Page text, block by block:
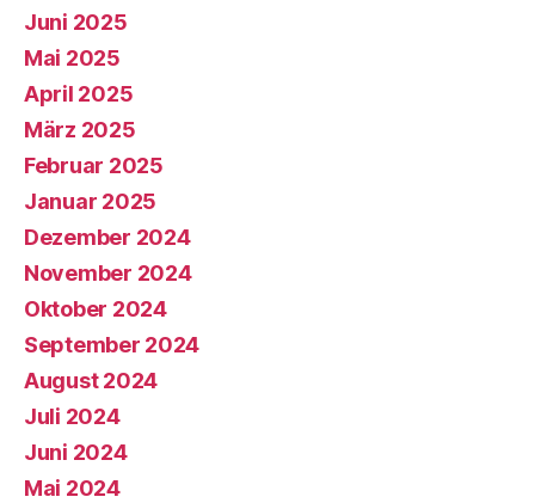
Juni 2025
Mai 2025
April 2025
März 2025
Februar 2025
Januar 2025
Dezember 2024
November 2024
Oktober 2024
September 2024
August 2024
Juli 2024
Juni 2024
Mai 2024